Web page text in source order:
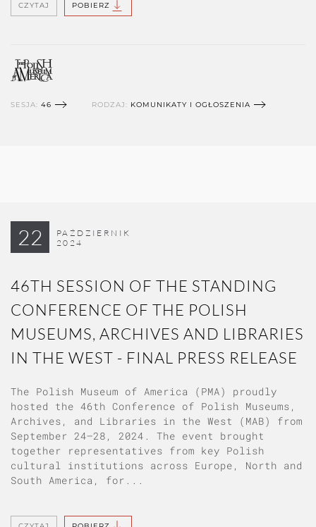
CZYTAJ POBIERZ
SESJA: 46 RODZAJ: KOMUNIKATY I OGŁOSZENIA
22
PAŹDZIERNIK
2024
46TH SESSION OF THE STANDING
CONFERENCE OF THE POLISH
MUSEUMS, ARCHIVES AND LIBRARIES
IN THE WEST - FINAL PRESS RELEASE
The Polish Museum of America (PMA) proudly
hosted the 46th Conference of Polish Museums,
Archives, and Libraries in the West (MAB) from
September 24–28, 2024. The event brought
together representatives from key Polish
cultural institutions across Europe, North and
South America, for...